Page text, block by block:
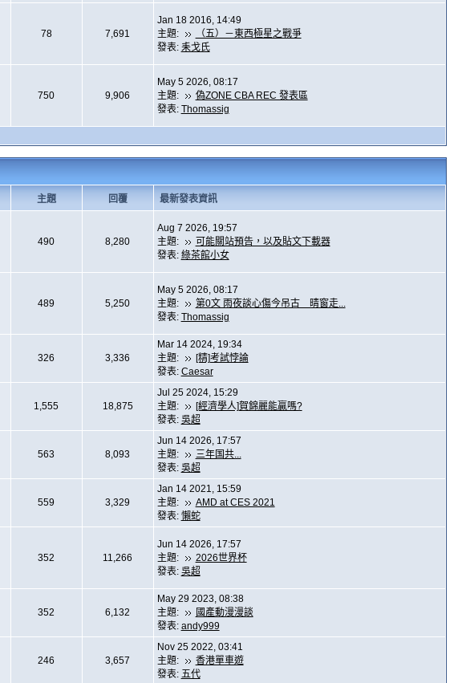
78 7,691
Jan 18 2016, 14:49
主題:
（五）－東西極星之戰爭
發表: 耒戈氏
750 9,906
May 5 2026, 08:17
主題:
偽ZONE CBA REC 發表區
發表: Thomassig
主題 回覆 最新發表資訊
490 8,280
Aug 7 2026, 19:57
主題:
可能關站預告，以及貼文下載器
發表: 綠茶館小女
489 5,250
May 5 2026, 08:17
主題:
第0文 雨夜談心傷今吊古 晴窗走...
發表: Thomassig
326 3,336
Mar 14 2024, 19:34
主題:
[精]考試悖論
發表: Caesar
1,555 18,875
Jul 25 2024, 15:29
主題:
[經濟學人]賀錦麗能贏嗎?
發表: 吳超
563 8,093
Jun 14 2026, 17:57
主題:
三年国共...
發表: 吳超
559 3,329
Jan 14 2021, 15:59
主題:
AMD at CES 2021
發表: 懶蛇
352 11,266
Jun 14 2026, 17:57
主題:
2026世界杯
發表: 吳超
352 6,132
May 29 2023, 08:38
主題:
國產動漫漫談
發表: andy999
246 3,657
Nov 25 2022, 03:41
主題:
香港單車遊
發表: 五代